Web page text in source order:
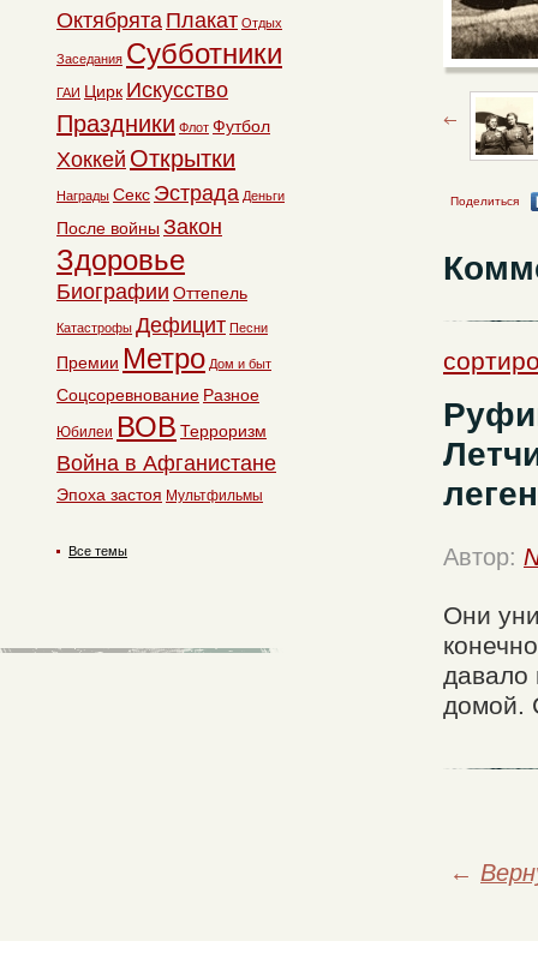
Поделиться
Автор:
Они
давало
домой.
←
Октябрята Плакат Отдых
Заседания Субботники
ГАИ Цирк Искусство
Праздники Флот Футбол
Хоккей Открытки
Награды Секс Эстрада Деньги
После войны Закон
Здоровье
Биографии Оттепель
Катастрофы Дефицит Песни
Премии Метро Дом и быт
Соцсоревнование Разное
Юбилеи ВОВ Терроризм
Война в Афганистане
Эпоха застоя Мультфильмы
Все темы